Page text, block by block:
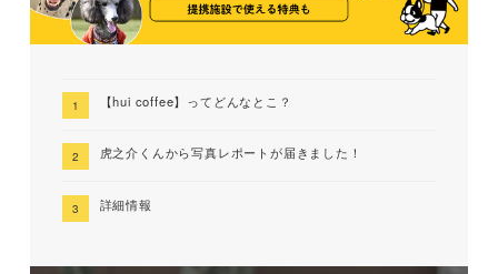
【hui coffee】ってどんなとこ？
虎之介くんから写真レポートが届きました！
詳細情報